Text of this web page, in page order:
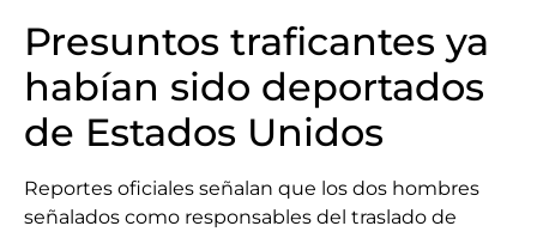
Presuntos traficantes ya
habían sido deportados
de Estados Unidos
Reportes oficiales señalan que los dos hombres
señalados como responsables del traslado de